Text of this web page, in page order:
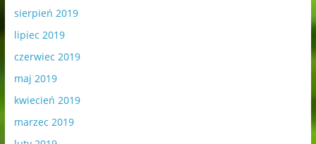
sierpień 2019
lipiec 2019
czerwiec 2019
maj 2019
kwiecień 2019
marzec 2019